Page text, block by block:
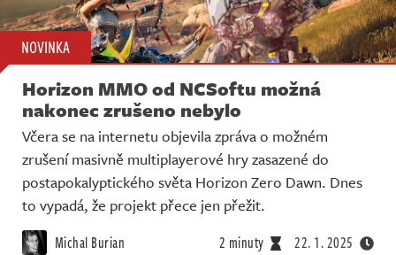
NOVINKA
Horizon MMO od NCSoftu možná
nakonec zrušeno nebylo
Včera se na internetu objevila zpráva o možném
zrušení masivně multiplayerové hry zasazené do
postapokalyptického světa Horizon Zero Dawn. Dnes
to vypadá, že projekt přece jen přežit.
Michal Burian 2 minuty 22. 1. 2025